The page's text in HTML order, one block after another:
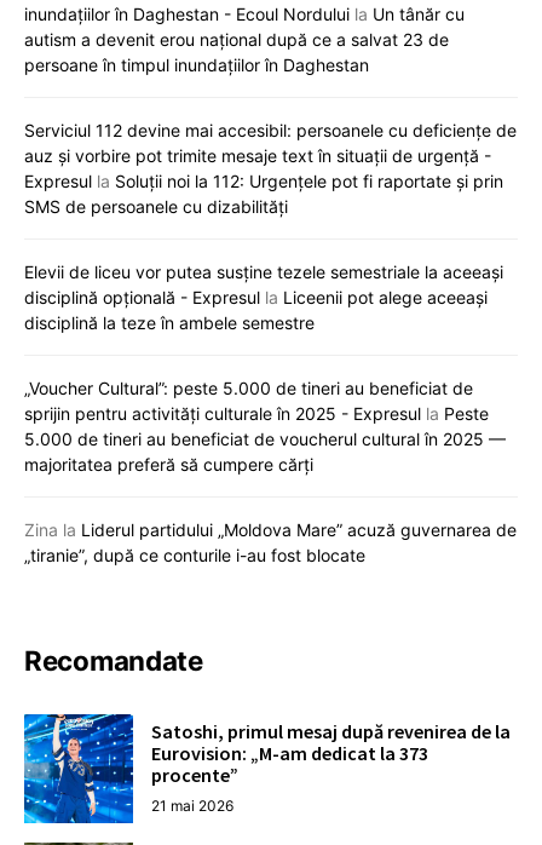
inundațiilor în Daghestan - Ecoul Nordului la Un tânăr cu
autism a devenit erou național după ce a salvat 23 de
persoane în timpul inundațiilor în Daghestan
Serviciul 112 devine mai accesibil: persoanele cu deficiențe de
auz și vorbire pot trimite mesaje text în situații de urgență -
Expresul la Soluții noi la 112: Urgențele pot fi raportate și prin
SMS de persoanele cu dizabilități
Elevii de liceu vor putea susține tezele semestriale la aceeași
disciplină opțională - Expresul la Liceenii pot alege aceeași
disciplină la teze în ambele semestre
„Voucher Cultural”: peste 5.000 de tineri au beneficiat de
sprijin pentru activități culturale în 2025 - Expresul la Peste
5.000 de tineri au beneficiat de voucherul cultural în 2025 —
majoritatea preferă să cumpere cărți
Zina la Liderul partidului „Moldova Mare” acuză guvernarea de
„tiranie”, după ce conturile i-au fost blocate
Recomandate
Satoshi, primul mesaj după revenirea de la
Eurovision: „M-am dedicat la 373
procente”
21 mai 2026